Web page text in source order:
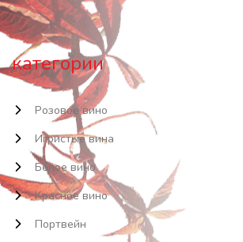
категории
Розовое вино
Игристые вина
Белое вино
Красное вино
Портвейн